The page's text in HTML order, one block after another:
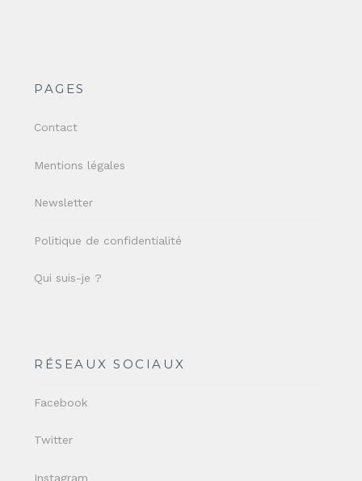
PAGES
Contact
Mentions légales
Newsletter
Politique de confidentialité
Qui suis-je ?
RÉSEAUX SOCIAUX
Facebook
Twitter
Instagram